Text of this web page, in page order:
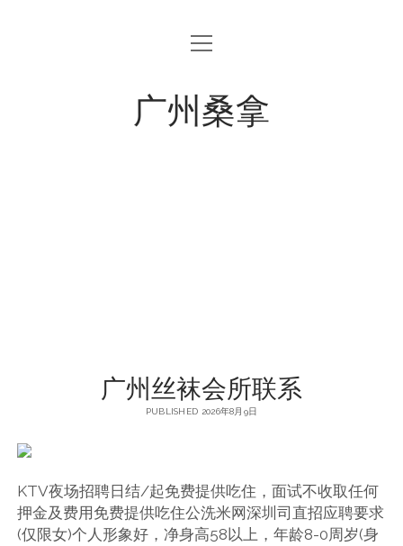
open
menu
广州桑拿
广州丝袜会所联系
PUBLISHED 2026年8月9日
KTV夜场招聘日结/起免费提供吃住，面试不收取任何
押金及费用免费提供吃住公洗米网深圳司直招应聘要求
(仅限女)个人形象好，净身高58以上，年龄8-0周岁(身